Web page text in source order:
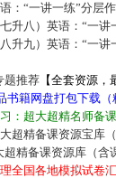
：“一讲一练”分层
升八）英语：“一讲
升九）英语：“一讲
题推荐【全套资源，
书籍网盘打包下载（
：超大超精名师备
超精备课资源宝库
精备课资源库（含
全国各地模拟试卷